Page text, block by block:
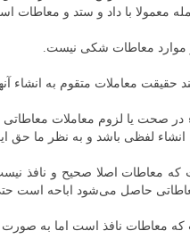
معمولا با داد و ستد و معاطات
موارد معاطات شکی نیست.
حقیقت معاملات متقوم به انشاء
در صحت یا لزوم معاملات
انشاء لفظی باشد و به نظر
معاطات اصلا صحیح و نافذ
حاصل می‌شود اباحه است
معاطات نافذ است اما به صورت